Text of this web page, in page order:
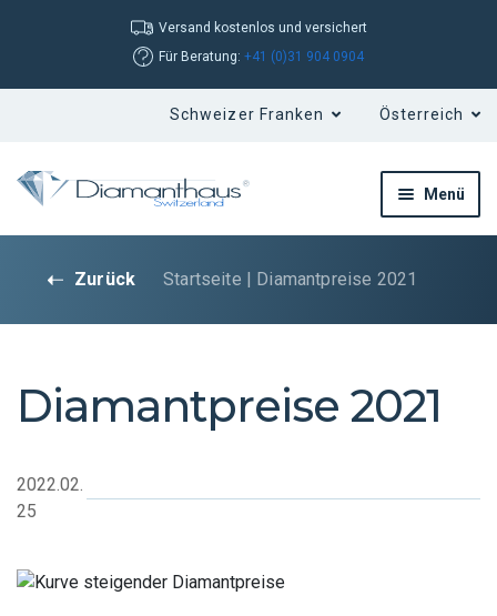
Versand kostenlos und versichert
Für Beratung: +41 (0)31 904 0904
Menü
Zurück Startseite Diamantpreise 2021
Diamantpreise 2021
2022.02.
25